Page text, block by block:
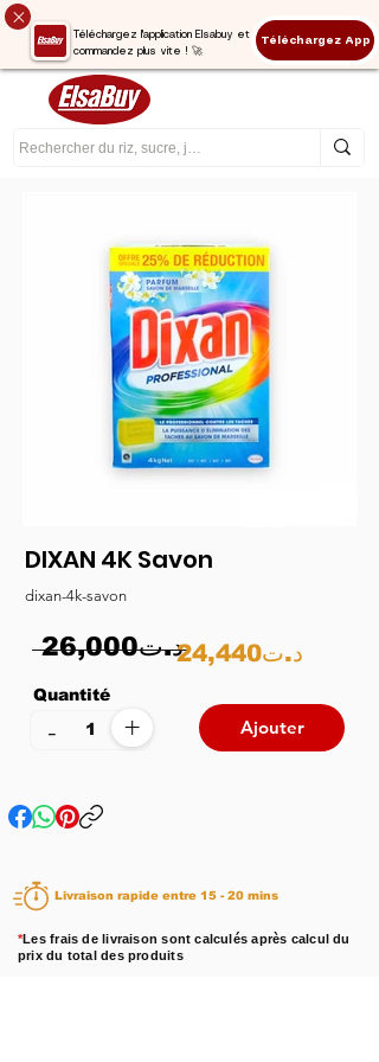
Téléchargez l'application Elsabuy et
commandez plus vite ! 🚀
Téléchargez App
DIXAN 4K Savon
dixan-4k-savon
26,000د.ت 24,440د.ت
Quantité
+
- Ajouter
Livraison rapide entre 15 - 20 mins
*Les frais de livraison sont calculés après calcul du
prix du total des produits